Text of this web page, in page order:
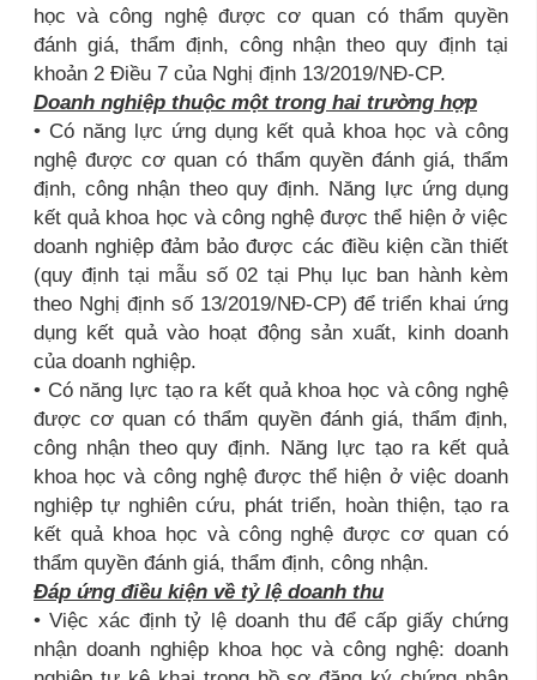
học và công nghệ được cơ quan có thẩm quyền
đánh giá, thẩm định, công nhận theo quy định tại
khoản 2 Điều 7 của Nghị định 13/2019/NĐ-CP.
Doanh nghiệp thuộc một trong hai trường hợp
• Có năng lực ứng dụng kết quả khoa học và công
nghệ được cơ quan có thẩm quyền đánh giá, thẩm
định, công nhận theo quy định. Năng lực ứng dụng
kết quả khoa học và công nghệ được thể hiện ở việc
doanh nghiệp đảm bảo được các điều kiện cần thiết
(quy định tại mẫu số 02 tại Phụ lục ban hành kèm
theo Nghị định số 13/2019/NĐ-CP) để triển khai ứng
dụng kết quả vào hoạt động sản xuất, kinh doanh
của doanh nghiệp.
• Có năng lực tạo ra kết quả khoa học và công nghệ
được cơ quan có thẩm quyền đánh giá, thẩm định,
công nhận theo quy định. Năng lực tạo ra kết quả
khoa học và công nghệ được thể hiện ở việc doanh
nghiệp tự nghiên cứu, phát triển, hoàn thiện, tạo ra
kết quả khoa học và công nghệ được cơ quan có
thẩm quyền đánh giá, thẩm định, công nhận.
Đáp ứng điều kiện về tỷ lệ doanh thu
• Việc xác định tỷ lệ doanh thu để cấp giấy chứng
nhận doanh nghiệp khoa học và công nghệ: doanh